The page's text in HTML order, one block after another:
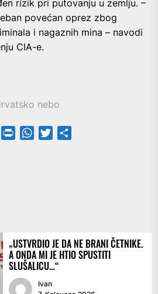
rizik pri putovanju u zemlju. –
povećan oprez zbog
i nagaznih mina – navodi
CIA-e.
nebo
TelegramPrintFriendly
WhatsApp
Twitter
„USTVRDIO JE DA NE BRANI ČETNIKE.
A ONDA MI JE HTIO SPUSTITI
SLUŠALICU…“
Ivan